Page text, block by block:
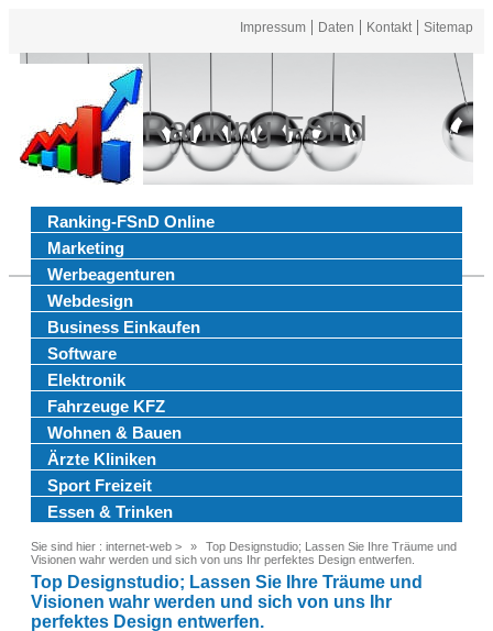
Impressum Daten Kontakt Sitemap
Ranking FSnd
Ranking-FSnD Online
Marketing
Werbeagenturen
Webdesign
Business Einkaufen
Software
Elektronik
Fahrzeuge KFZ
Wohnen & Bauen
Ärzte Kliniken
Sport Freizeit
Essen & Trinken
Sie sind hier : internet-web >
Top Designstudio; Lassen Sie Ihre Träume und
Visionen wahr werden und sich von uns Ihr perfektes Design entwerfen.
Top Designstudio; Lassen Sie Ihre Träume und
Visionen wahr werden und sich von uns Ihr
perfektes Design entwerfen.